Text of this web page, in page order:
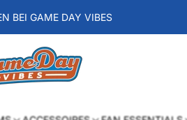
BEI GAME DAY VIBES
Laden-
Logo